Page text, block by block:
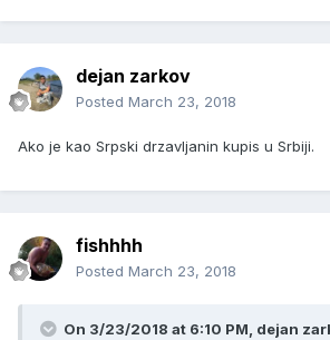
dejan zarkov
Posted March 23, 2018
Ako je kao Srpski drzavljanin kupis u Srbiji.
fishhhh
Posted March 23, 2018
On 3/23/2018 at 6:10 PM, dejan